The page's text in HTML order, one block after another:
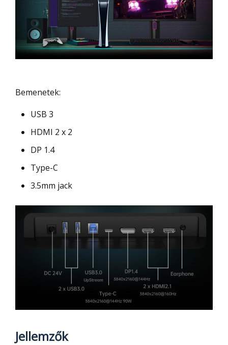
Bemenetek:
USB 3
HDMI 2 x 2
DP 1.4
Type-C
3.5mm jack
Jellemzők